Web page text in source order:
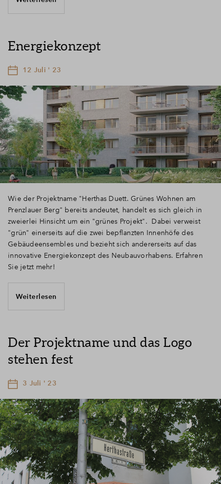
Energiekonzept
12 Juli ' 23
Wie der Projektname "Herthas Duett. Grünes Wohnen am
Prenzlauer Berg" bereits andeutet, handelt es sich gleich in
zweierlei Hinsicht um ein "grünes Projekt". Dabei verweist
"grün" einerseits auf die zwei bepflanzten Innenhöfe des
Gebäudeensembles und bezieht sich andererseits auf das
innovative Energiekonzept des Neubauvorhabens. Erfahren
Sie jetzt mehr!
Weiterlesen
Der Projektname und das Logo
stehen fest
3 Juli ' 23